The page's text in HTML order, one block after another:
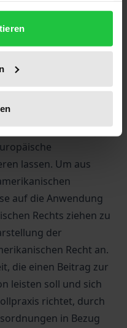
ist die Frage,
überhaupt erzielen
und
Aufbauend
wird
im Rahmen eines
lassen. Um aus
auf die Anwendung
Rechts ziehen zu
der
Recht an.
die einen Beitrag zur
leisten soll und sich
richtet, durch
in Bezug